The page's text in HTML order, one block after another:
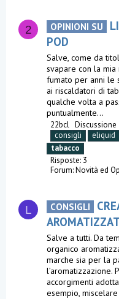
2 OPINIONI SU
POD
Salve, come da
svapare con la mia
fumato per anni le
ai riscaldatori di
qualche volta a
puntualmente...
22bcl Discussione
consigli
eliquid
tabacco
Risposte: 3
Forum:Novità ed
L CONSIGLI
Salve a tutti. Da
organico
marche sia per la
l’aromatizzazione.
accorgimenti
esempio,